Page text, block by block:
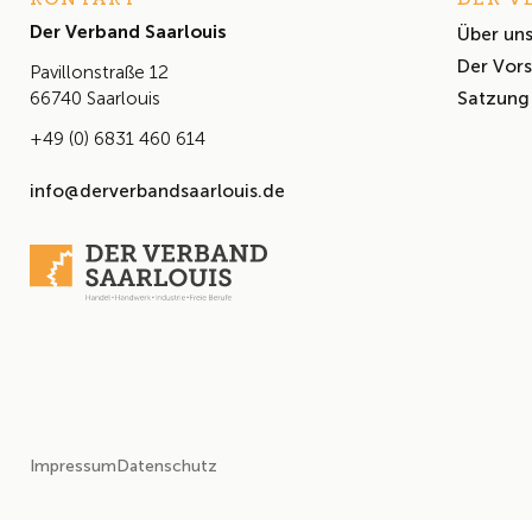
Der Verband Saarlouis
Pavillonstraße 12
66740 Saarlouis
+49 (0) 6831 460 614
info@derverbandsaarlouis.de
Über uns
Der
Satzung
ImpressumDatenschutz